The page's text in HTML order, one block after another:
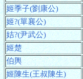
姬季子(劉康公)
姬?(單襄公)
姞?(尹武公)
姬楚
伯輿
姬陳生(王叔陳生)